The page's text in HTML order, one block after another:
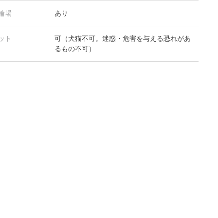
場 あり
ト
可（犬猫不可。迷惑・危害を与える恐れがあ
るもの不可）